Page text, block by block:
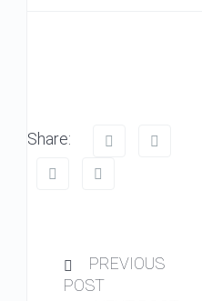
Share:
PREVIOUS
POST